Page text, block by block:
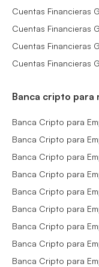
Cuentas Financieras
Cuentas Financieras
Cuentas Financieras
Cuentas Financieras
Banca cripto para
Banca Cripto para
Banca Cripto para
Banca Cripto para
Banca Cripto para
Banca Cripto para
Banca Cripto para
Banca Cripto para
Banca Cripto para
Banca Cripto para